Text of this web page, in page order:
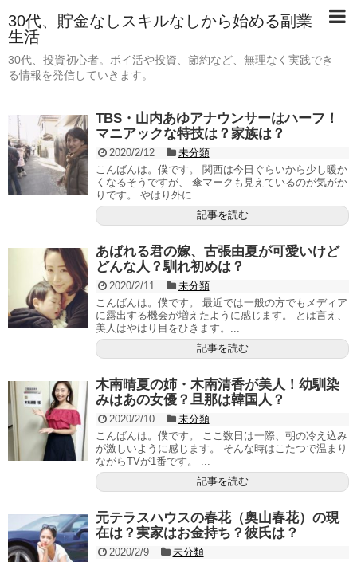
30代、貯金なしスキルなしから始める副業
生活
30代、投資初心者。ポイ活や投資、節約など、無理なく実践でき
る情報を発信していきます。
TBS・山内あゆアナウンサーはハーフ！
マニアックな特技は？家族は？
2020/2/12
未分類
こんばんは。僕です。 関西は今日ぐらいから少し暖か
くなるそうですが、 傘マークも見えているのが気がか
りです。 やはり外に...
記事を読む
あばれる君の嫁、古張由夏が可愛いけど
どんな人？馴れ初めは？
2020/2/11
未分類
こんばんは。僕です。 最近では一般の方でもメディア
に露出する機会が増えたように感じます。 とは言え、
美人はやはり目をひきます。...
記事を読む
木南晴夏の姉・木南清香が美人！幼馴染
みはあの女優？旦那は韓国人？
2020/2/10
未分類
こんばんは。僕です。 ここ数日は一際、朝の冷え込み
が激しいように感じます。 そんな時はこたつで温まり
ながらTVが1番です。 ...
記事を読む
元テラスハウスの春花（奥山春花）の現
在は？実家はお金持ち？彼氏は？
2020/2/9
未分類